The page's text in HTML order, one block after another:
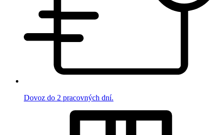
Dovoz do 2 pracovných dní.